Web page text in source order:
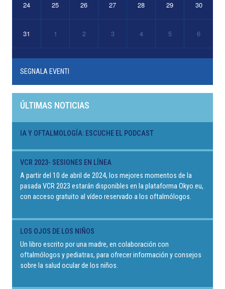
24 25 26 27 28 29 30
31 1 2 3 4 5 6
SEGNALA EVENTI
ÚLTIMAS NOTICIAS
IA Y OFTALMOLOGÍA: ESCUCHE EL PODCAST
VCR 2023- SESIONES EN LÍNEA
A partir del 10 de abril de 2024, los mejores momentos de la
pasada VCR 2023 estarán disponibles en la plataforma Okyo.eu,
con acceso gratuito al vídeo reservado a los oftalmólogos.
LOS OJOS DE LOS NIÑOS
Un libro escrito por una madre, en colaboración con
oftalmólogos y pediatras, para ofrecer información y consejos
sobre la salud ocular de los niños.